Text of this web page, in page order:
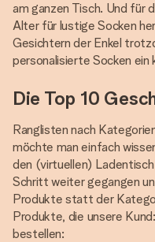
am ganzen Tisch. Und für
Alter für lustige Socken
Gesichtern der Enkel
personalisierte Socken
Die Top 10
Ranglisten nach
möchte man einfach
den (virtuellen)
Schritt weiter gegangen
Produkte statt der
Produkte, die unsere
bestellen: